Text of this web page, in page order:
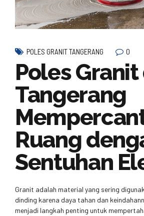
POLES GRANIT TANGERANG 0
Poles Granit
Tangerang
Ruang
Sentuhan
Granit adalah material yang sering
dinding karena daya tahan dan
menjadi langkah penting untuk